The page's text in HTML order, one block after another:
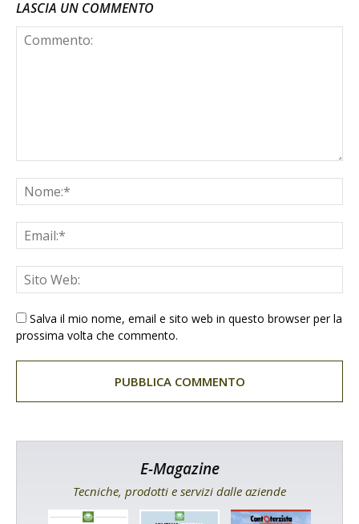
LASCIA UN COMMENTO
Salva il mio nome, email e sito web in questo browser per la
prossima volta che commento.
E-Magazine
Tecniche, prodotti e servizi dalle aziende